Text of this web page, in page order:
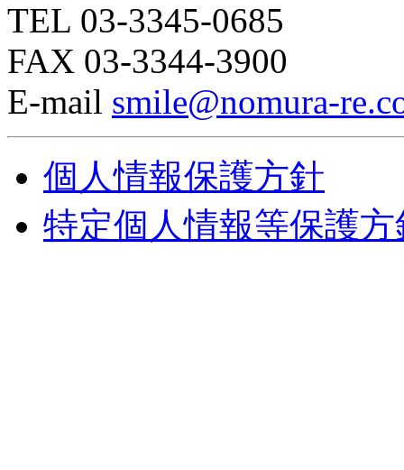
TEL 03-3345-0685
FAX 03-3344-3900
E-mail smile@nomura-
個人情報保護方針
特定個人情報等保護方